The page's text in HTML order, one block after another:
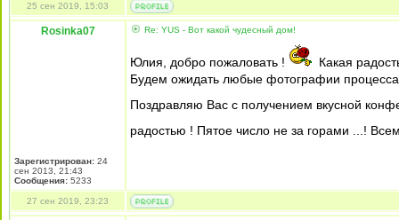
25 сен 2019, 15:03
Rosinka07
Зарегистрирован: 24
сен 2013, 21:43
Сообщения: 5233
Re: YUS - Вот какой чудесный дом!
Юлия, добро пожаловать !
Какая
Будем ожидать любые фотографии процесса
Поздравляю Вас с получением вкусной
радостью ! Пятое число не за горами ...!
27 сен 2019, 23:23